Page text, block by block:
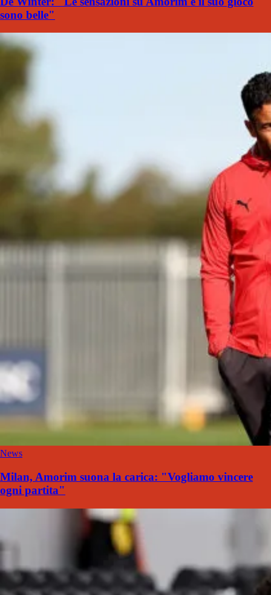
sono belle"
News
Milan, Amorim suona la carica: "Vogliamo vincere
ogni partita"